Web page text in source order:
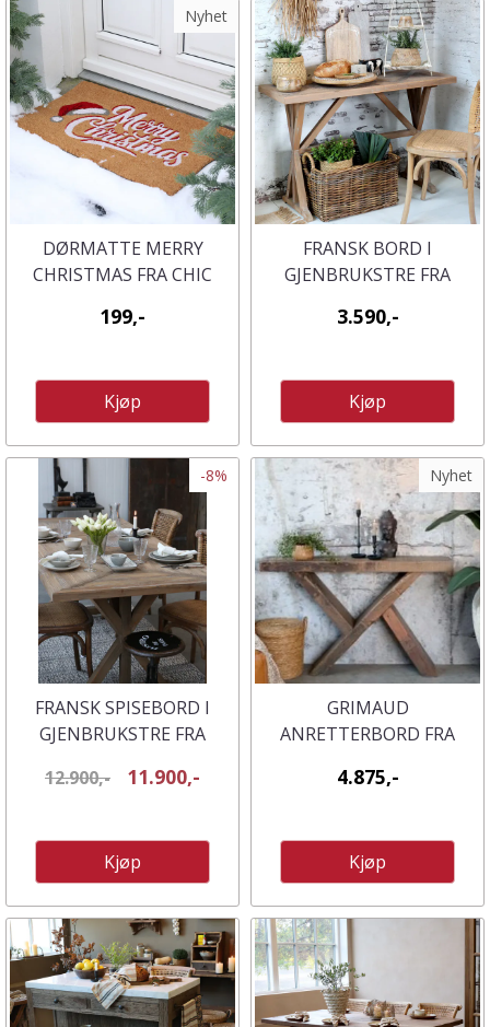
Nyhet
DØRMATTE MERRY
CHRISTMAS FRA CHIC
199,-
Kjøp
FRANSK BORD I
GJENBRUKSTRE FRA
3.590,-
Kjøp
-8%
FRANSK SPISEBORD I
GJENBRUKSTRE FRA
12.900,- 11.900,-
Kjøp
Nyhet
GRIMAUD
ANRETTERBORD FRA
4.875,-
Kjøp